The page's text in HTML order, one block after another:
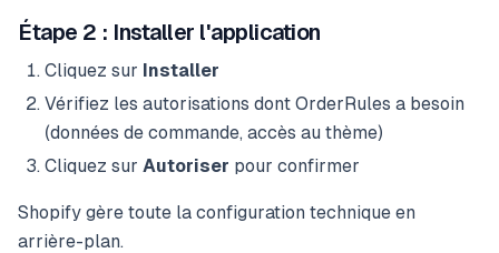
Étape 2 : Installer l'application
Cliquez sur Installer
Vérifiez les autorisations dont OrderRules a besoin
(données de commande, accès au thème)
Cliquez sur Autoriser pour confirmer
Shopify gère toute la configuration technique en
arrière-plan.